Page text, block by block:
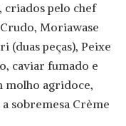
criados pelo chef
Moriawase
(duas peças), Peixe
caviar fumado e
molho agridoce,
sobremesa Crème